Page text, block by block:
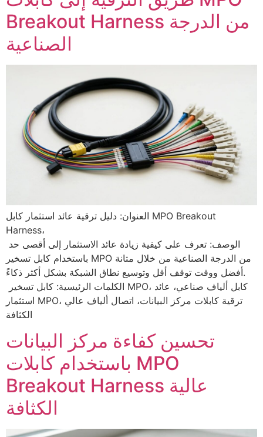
Breakout Harness من الدرجة
العنوان: دليل ترقية عائد استثمار كابل MPO Breakout
Harness،
باستخدام كابل تسخير MPO من الدرجة الصناعية من خلال متانة
أفضل ووقت توقف أقل وتوسيع نطاق الشبكة بشكل أكثر ذكاءً.
استثمار MPO، ترقية كابلات مركز البيانات، اتصال ألياف عالي
الكثافة
تحسين كفاءة مركز البيانات
باستخدام كابلات MPO
Breakout Harness عالية